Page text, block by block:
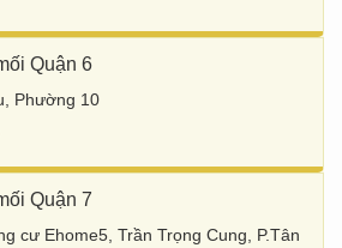
Quận 6
Phường 10
Quận 7
cư Ehome5, Trần Trọng Cung, P.Tân